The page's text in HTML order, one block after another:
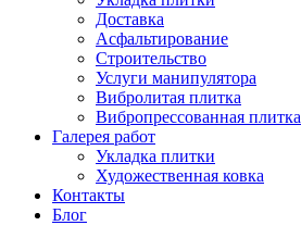
Доставка
Асфальтирование
Строительство
Услуги манипулятора
Вибролитая плитка
Вибропрессованная плитка
Галерея работ
Укладка плитки
Художественная ковка
Контакты
Блог